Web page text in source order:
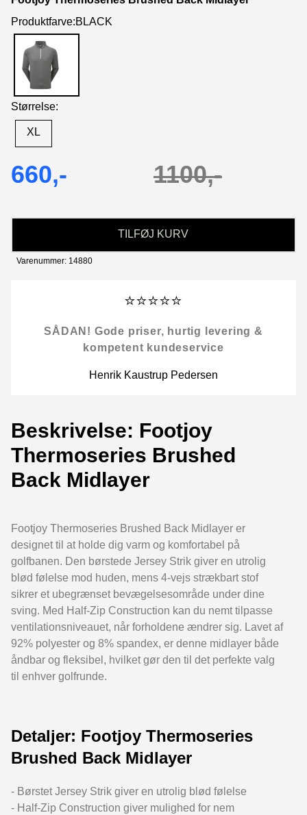
Produktfarve:BLACK
Størrelse:
XL
660,- 1100,-
TILFØJ KURV
Varenummer: 14880
⭐⭐⭐⭐⭐
SÅDAN! Gode priser, hurtig levering &
kompetent kundeservice
Henrik Kaustrup Pedersen
Beskrivelse: Footjoy
Thermoseries Brushed
Back Midlayer
Footjoy Thermoseries Brushed Back Midlayer er
designet til at holde dig varm og komfortabel på
golfbanen. Den børstede Jersey Strik giver en utrolig
blød følelse mod huden, mens 4-vejs strækbart stof
sikrer et ubegrænset bevægelsesområde under dine
sving. Med Half-Zip Construction kan du nemt tilpasse
ventilationsniveauet, når forholdene ændrer sig. Lavet af
92% polyester og 8% spandex, er denne midlayer både
åndbar og fleksibel, hvilket gør den til det perfekte valg
til enhver golfrunde.
Detaljer: Footjoy Thermoseries
Brushed Back Midlayer
- Børstet Jersey Strik giver en utrolig blød følelse
- Half-Zip Construction giver mulighed for nem